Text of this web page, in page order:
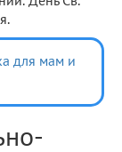
для мам и